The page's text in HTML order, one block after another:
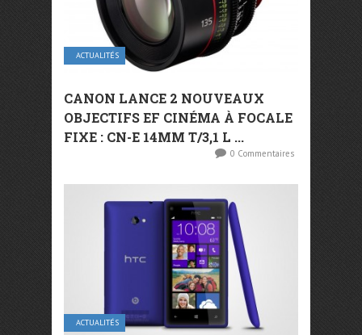
ACTUALITÉS
CANON LANCE 2 NOUVEAUX
OBJECTIFS EF CINÉMA À FOCALE
FIXE : CN-E 14MM T/3,1 L ...
0 Commentaires
ACTUALITÉS